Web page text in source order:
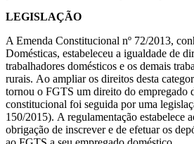
LEGISLAÇÃO
A Emenda Constitucional nº 72/2013,
Domésticas, estabeleceu a igualdade de
trabalhadores domésticos e os demais
rurais. Ao ampliar os direitos desta
tornou o FGTS um direito do empregado
constitucional foi seguida por uma
150/2015). A regulamentação estabelece
obrigação de inscrever e de efetuar os